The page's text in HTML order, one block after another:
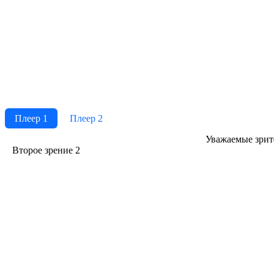
Плеер 1
Плеер 2
Ува­жае­мые
Второе зрение 2